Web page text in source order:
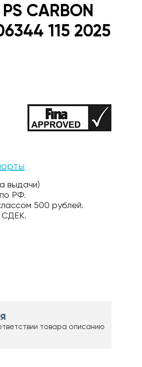
CARBON
115 2025
выдачи)
РФ.
500 рублей.
СДЕК.
товара описанию